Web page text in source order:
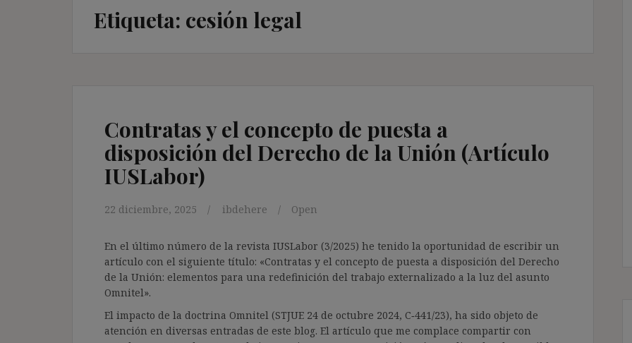
Etiqueta: cesión legal
Contratas y el concepto de puesta a
disposición del Derecho de la Unión (Artículo
IUSLabor)
22 diciembre, 2025 ibdehere Open
En el último número de la revista IUSLabor (3/2025) he tenido la oportunidad de escribir un
artículo con el siguiente título: «Contratas y el concepto de puesta a disposición del Derecho
de la Unión: elementos para una redefinición del trabajo externalizado a la luz del asunto
Omnitel».
El impacto de la doctrina Omnitel (STJUE 24 de octubre 2024, C‑441/23), ha sido objeto de
atención en diversas entradas de este blog. El artículo que me complace compartir con